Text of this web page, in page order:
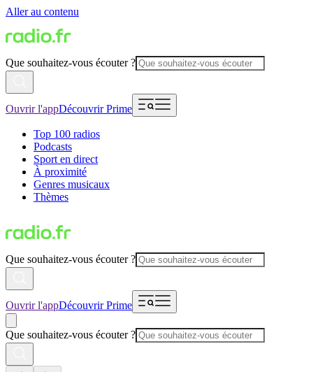
Aller au contenu
Que souhaitez-vous écouter ?
Ouvrir l'appDécouvrir Prime
Top 100 radios
Podcasts
Sport en direct
À proximité
Genres musicaux
Thèmes
Que souhaitez-vous écouter ?
Ouvrir l'appDécouvrir Prime
Que souhaitez-vous écouter ?